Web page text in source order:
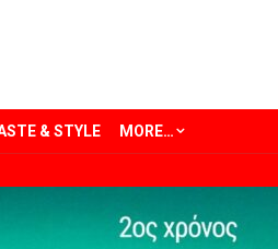
& STYLE MORE…